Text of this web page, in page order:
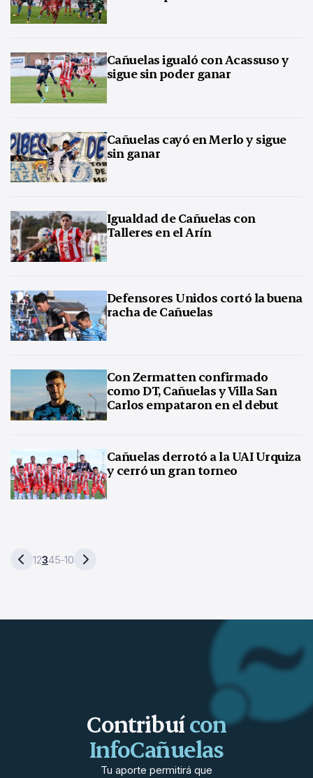
Cañuelas igualó con Acassuso y
sigue sin poder ganar
Cañuelas cayó en Merlo y sigue
sin ganar
Igualdad de Cañuelas con
Talleres en el Arín
Defensores Unidos cortó la buena
racha de Cañuelas
Con Zermatten confirmado
como DT, Cañuelas y Villa San
Carlos empataron en el debut
Cañuelas derrotó a la UAI Urquiza
y cerró un gran torneo
12345…10
Contribuícon
InfoCañuelas
Tu aporte permitirá que